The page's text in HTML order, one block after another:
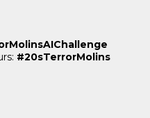
e
#20sTerrorMolins